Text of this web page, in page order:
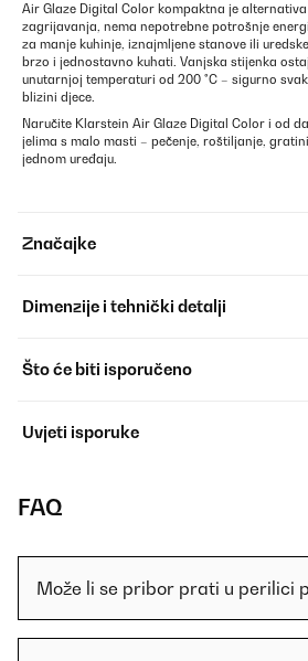
Air Glaze Digital Color kompaktna je
zagrijavanja, nema nepotrebne potrošnje
za manje kuhinje, iznajmljene stanove ili
brzo i jednostavno kuhati. Vanjska stijenka
unutarnjoj temperaturi od 200 °C – sigurno
blizini djece.
Naručite Klarstein Air Glaze Digital Color i od
jelima s malo masti – pečenje, roštiljanje,
jednom uređaju.
Značajke
Dimenzije i tehnički detalji
Što će biti isporučeno
Uvjeti isporuke
FAQ
Može li se pribor prati u perilici